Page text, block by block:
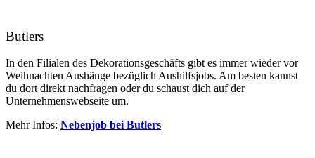
Butlers
In den Filialen des Dekorationsgeschäfts gibt es immer wieder vor
Weihnachten Aushänge bezüglich Aushilfsjobs. Am besten kannst
du dort direkt nachfragen oder du schaust dich auf der
Unternehmenswebseite um.
Mehr Infos: Nebenjob bei Butlers